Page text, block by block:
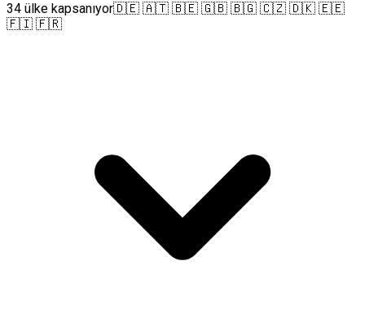
34 ülke kapsanıyor🇩🇪 🇦🇹 🇧🇪 🇬🇧 🇧🇬 🇨🇿 🇩🇰 🇪🇪
🇫🇮 🇫🇷